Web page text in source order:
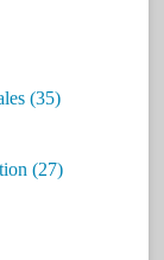
(35)
(27)